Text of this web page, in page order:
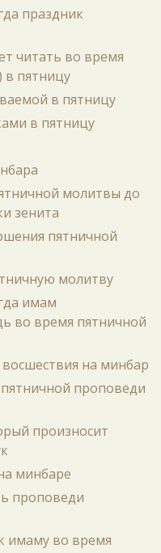
праздник
читать во время
пятницу
в пятницу
в пятницу
молитвы до
зенита
пятничной
молитву
имам
во время пятничной
восшествия на минбар
проповеди
произносит
минбаре
проповеди
имаму во время